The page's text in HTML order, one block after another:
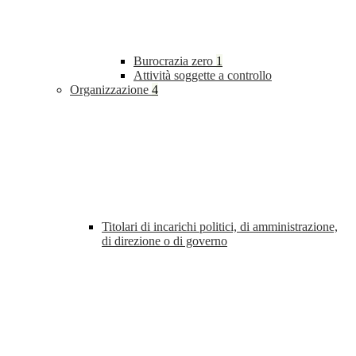
Burocrazia zero 1
Attività soggette a controllo
Organizzazione 4
Titolari di incarichi politici, di amministrazione,
di direzione o di governo